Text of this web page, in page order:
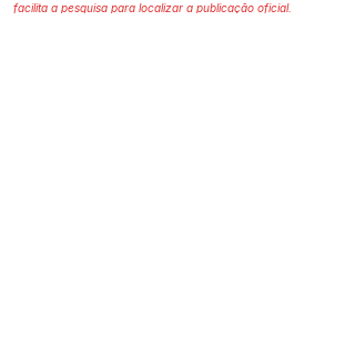
facilita a pesquisa para localizar a publicação oficial.